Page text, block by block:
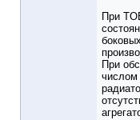
При
При
числом